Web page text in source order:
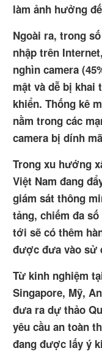
làm ảnh hưởng
Ngoài ra, trong
nhập trên
nghìn camera
mật và dễ bị khai
khiển. Thống kê
nằm trong các
camera bị dính
Trong xu hướng
Việt Nam đang
giám sát thông
tảng, chiếm đa
tới sẽ có thêm
được đưa vào sử
Từ kinh nghiệm
Singapore, Mỹ,
đưa ra dự thảo
yêu cầu an toàn
đang được lấy ý